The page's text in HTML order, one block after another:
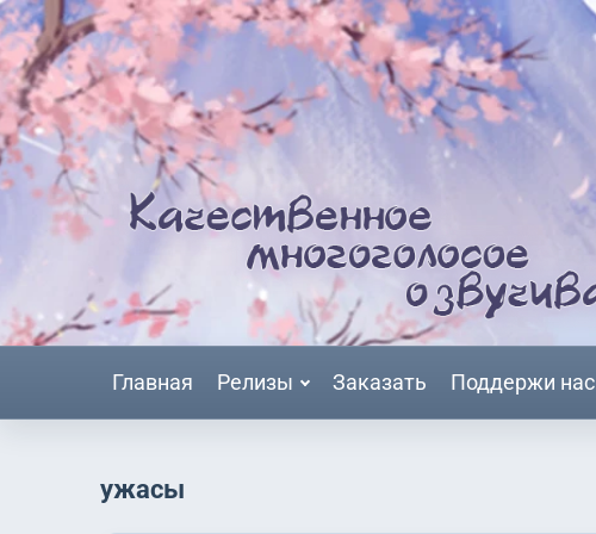
Главная Релизы Заказать Поддержи нас
ужасы